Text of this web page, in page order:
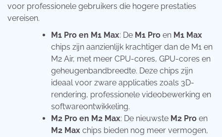
voor professionele gebruikers die hogere prestaties
vereisen.
M1 Pro en M1 Max: De M1 Pro en M1 Max
chips zijn aanzienlijk krachtiger dan de M1 en
M2 Air, met meer CPU-cores, GPU-cores en
geheugenbandbreedte. Deze chips zijn
ideaal voor zware applicaties zoals 3D-
rendering, professionele videobewerking en
softwareontwikkeling.
M2 Pro en M2 Max: De nieuwste M2 Pro en
M2 Max chips bieden nog meer vermogen,